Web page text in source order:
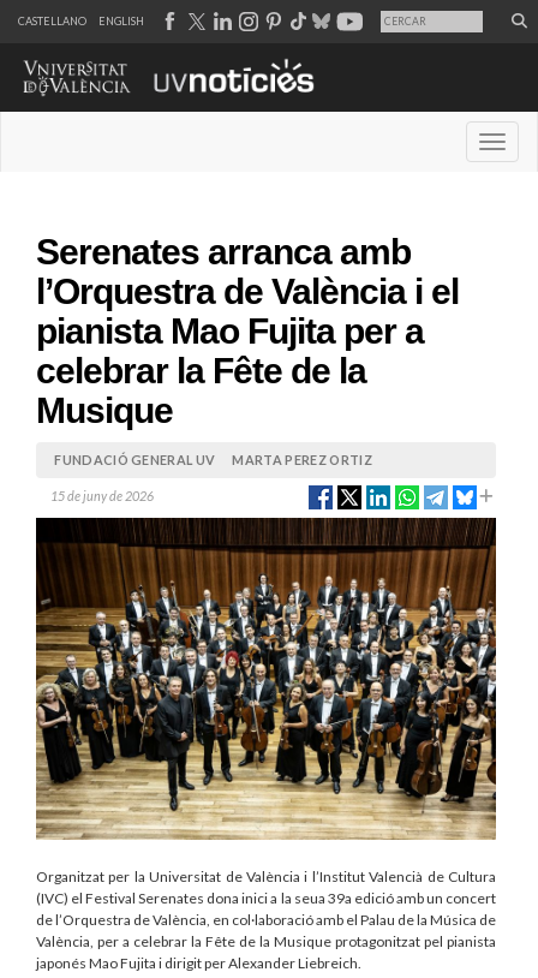
CASTELLANO ENGLISH
Serenates arranca amb
l’Orquestra de València i el
pianista Mao Fujita per a
celebrar la Fête de la
Musique
FUNDACIÓ GENERAL UV MARTA PEREZ ORTIZ
15 de juny de 2026
Organitzat per la Universitat de València i l’Institut Valencià de Cultura
(IVC) el Festival Serenates dona inici a la seua 39a edició amb un concert
de l’Orquestra de València, en col·laboració amb el Palau de la Música de
València, per a celebrar la Fête de la Musique protagonitzat pel pianista
japonés Mao Fujita i dirigit per Alexander Liebreich.